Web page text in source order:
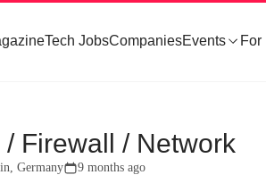
Tech JobsCompaniesEvents For
Firewall / Network
Germany 9 months ago